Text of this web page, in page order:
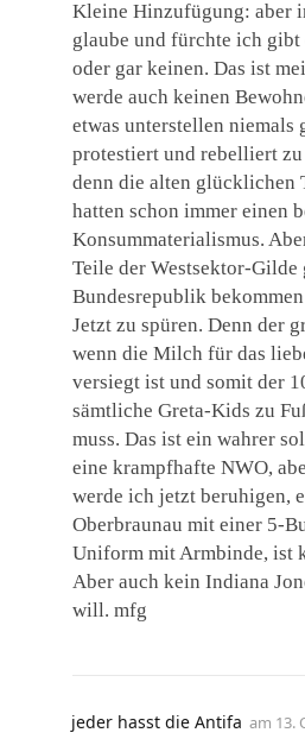
Kleine Hinzufügung: aber
glaube und fürchte ich
oder gar keinen. Das ist
werde auch keinen
etwas unterstellen niemals
protestiert und rebelliert zu
denn die alten glücklichen
hatten schon immer einen
Konsummaterialismus.
Teile der Westsektor-Gilde
Bundesrepublik
Jetzt zu spüren. Denn der
wenn die Milch für das
versiegt ist und somit der
sämtliche Greta-Kids zu
muss. Das ist ein wahrer
eine krampfhafte NWO,
werde ich jetzt beruhigen,
Oberbraunau mit einer 5-
Uniform mit Armbinde, ist
Aber auch kein Indiana
will. mfg
jeder hasst die Antifa am 13.